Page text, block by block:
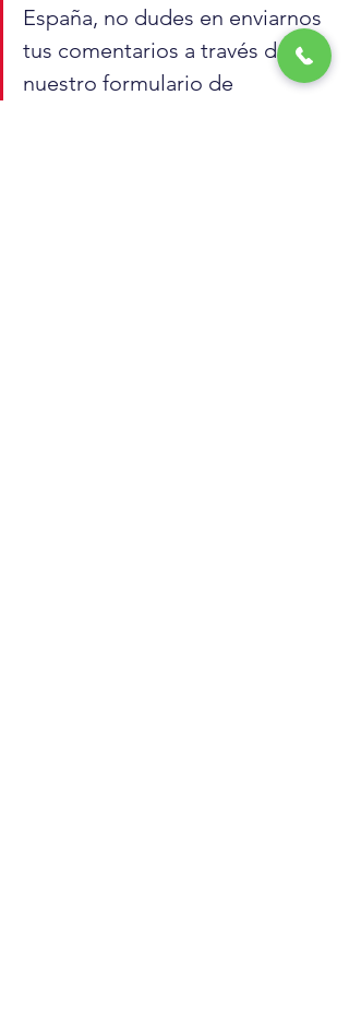
España, no dudes en enviarnos
tus comentarios a través de
nuestro formulario de